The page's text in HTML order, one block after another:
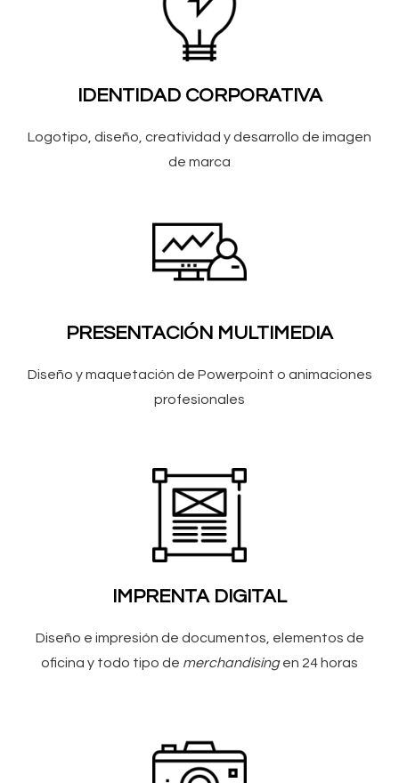
IDENTIDAD CORPORATIVA
Logotipo, diseño, creatividad y desarrollo de imagen
de marca
PRESENTACIÓN MULTIMEDIA
Diseño y maquetación de Powerpoint o animaciones
profesionales
IMPRENTA DIGITAL
Diseño e impresión de documentos, elementos de
oficina y todo tipo de merchandisingen 24 horas